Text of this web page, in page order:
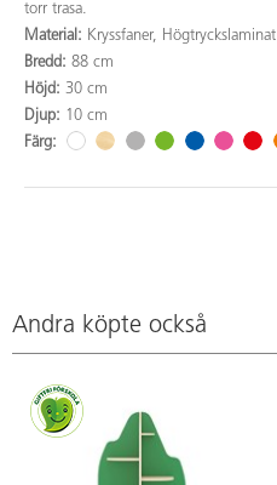
torr trasa.
Material: Kryssfaner, Högtryckslaminat
Bredd: 88 cm
Höjd: 30 cm
Djup: 10 cm
Färg:
Andra köpte också